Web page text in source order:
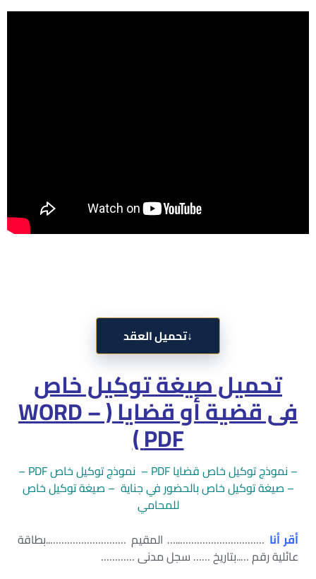
↓تحميل العقد
تحميل صيغة توكيل خاص
فى قضية أو قضايا ( WORD –
PDF )
– نموذج توكيل خاص قضايا PDF – نموذج توكيل خاص PDF –
– صيغة توكيل خاص بالحضور في جناية – صيغة توكيل خاص
للمحامي
أقر أنا …………………………..… المقيم ………………………..بطاقة
عائلية رقم …..بتاريخ …… سجل مدنى …………